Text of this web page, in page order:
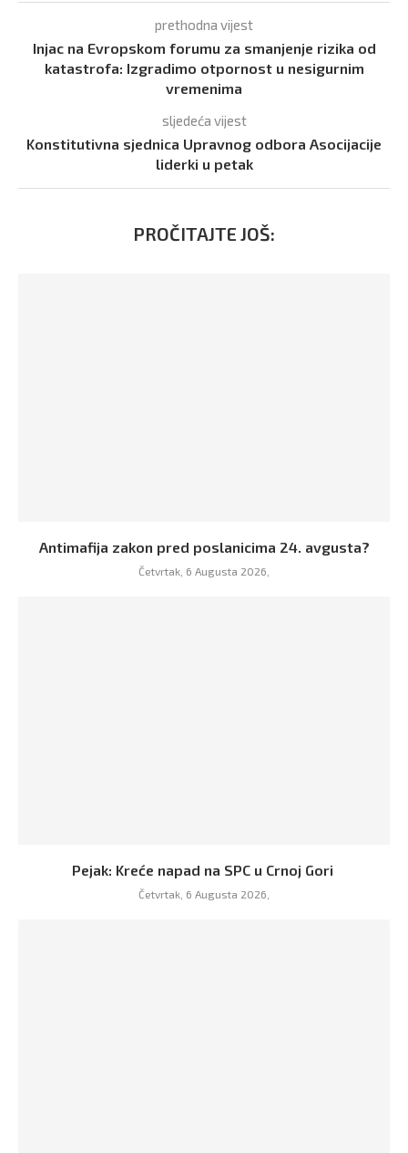
prethodna vijest
Injac na Evropskom forumu za smanjenje rizika od
katastrofa: Izgradimo otpornost u nesigurnim
vremenima
sljedeća vijest
Konstitutivna sjednica Upravnog odbora Asocijacije
liderki u petak
PROČITAJTE JOŠ:
Antimafija zakon pred poslanicima 24. avgusta?
Četvrtak, 6 Augusta 2026,
Pejak: Kreće napad na SPC u Crnoj Gori
Četvrtak, 6 Augusta 2026,